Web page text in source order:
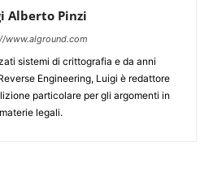
Alberto Pinzi
www.alground.com
sistemi di crittografia e da anni
Engineering, Luigi è redattore
particolare per gli argomenti in
materie legali.